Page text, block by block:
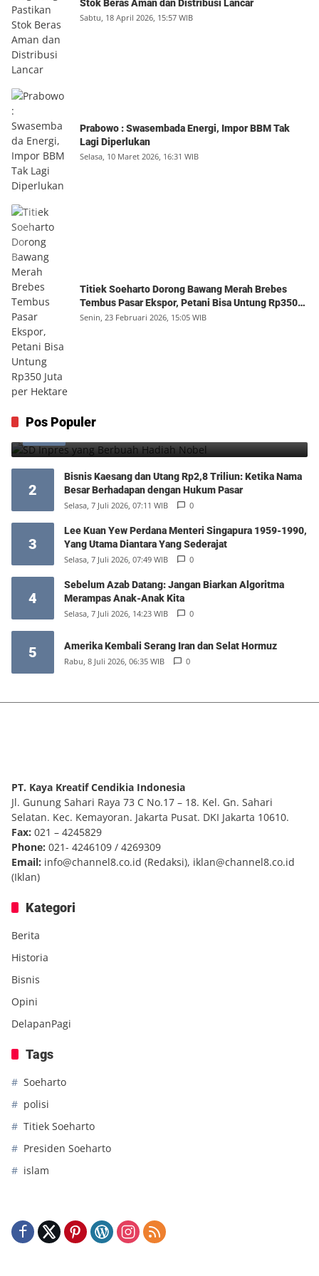
Stok Beras Aman dan Distribusi Lancar
Sabtu, 18 April 2026, 15:57 WIB
Prabowo : Swasembada Energi, Impor BBM Tak
Lagi Diperlukan
Selasa, 10 Maret 2026, 16:31 WIB
Titiek Soeharto Dorong Bawang Merah Brebes
Tembus Pasar Ekspor, Petani Bisa Untung Rp350
Juta per Hektare
Senin, 23 Februari 2026, 15:05 WIB
Pos Populer
1 SD Inpres yang Berbuah Hadiah Nobel
2
Bisnis Kaesang dan Utang Rp2,8 Triliun: Ketika Nama
Besar Berhadapan dengan Hukum Pasar
Selasa, 7 Juli 2026, 07:11 WIB 0
3
Lee Kuan Yew Perdana Menteri Singapura 1959-1990,
Yang Utama Diantara Yang Sederajat
Selasa, 7 Juli 2026, 07:49 WIB 0
4
Sebelum Azab Datang: Jangan Biarkan Algoritma
Merampas Anak-Anak Kita
Selasa, 7 Juli 2026, 14:23 WIB 0
5 Amerika Kembali Serang Iran dan Selat Hormuz
Rabu, 8 Juli 2026, 06:35 WIB 0
PT. Kaya Kreatif Cendikia Indonesia
Jl. Gunung Sahari Raya 73 C No.17 – 18. Kel. Gn. Sahari
Selatan. Kec. Kemayoran. Jakarta Pusat. DKI Jakarta 10610.
Fax: 021 – 4245829
Phone: 021- 4246109 / 4269309
Email: info@channel8.co.id (Redaksi), iklan@channel8.co.id
(Iklan)
Kategori
Berita
Historia
Bisnis
Opini
DelapanPagi
Tags
Soeharto
polisi
Titiek Soeharto
Presiden Soeharto
islam